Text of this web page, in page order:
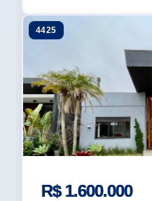
4425
R$ 1.600.000